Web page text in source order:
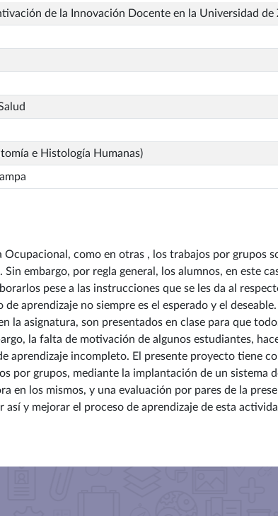
de la Innovación Docente en la Universidad de
e Histología Humanas)
Ocupacional, como en otras , los trabajos por grupos
embargo, por regla general, los alumnos, en este
pese a las instrucciones que se les da al
aprendizaje no siempre es el esperado y el
la asignatura, son presentados en clase para que
la falta de motivación de algunos estudiantes,
aprendizaje incompleto. El presente proyecto tiene
por grupos, mediante la implantación de un sistema
en los mismos, y una evaluación por pares de la
y mejorar el proceso de aprendizaje de esta